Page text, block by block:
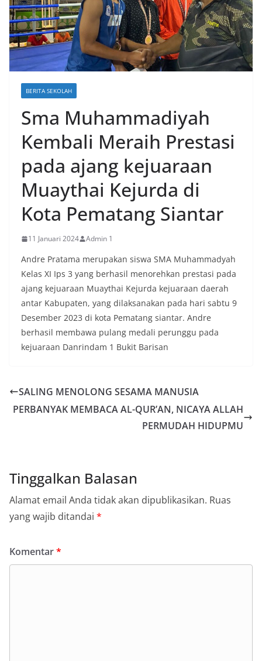
BERITA SEKOLAH
Sma Muhammadiyah
Kembali Meraih Prestasi
pada ajang kejuaraan
Muaythai Kejurda di
Kota Pematang Siantar
11 Januari 2024 Admin 1
Andre Pratama merupakan siswa SMA Muhammadyah
Kelas XI Ips 3 yang berhasil menorehkan prestasi pada
ajang kejuaraan Muaythai Kejurda kejuaraan daerah
antar Kabupaten, yang dilaksanakan pada hari sabtu 9
Desember 2023 di kota Pematang siantar. Andre
berhasil membawa pulang medali perunggu pada
kejuaraan Danrindam 1 Bukit Barisan
SALING MENOLONG SESAMA MANUSIA
PERBANYAK MEMBACA AL-QUR’AN, NICAYA ALLAH
PERMUDAH HIDUPMU
Tinggalkan Balasan
Alamat email Anda tidak akan dipublikasikan. Ruas
yang wajib ditandai *
Komentar*